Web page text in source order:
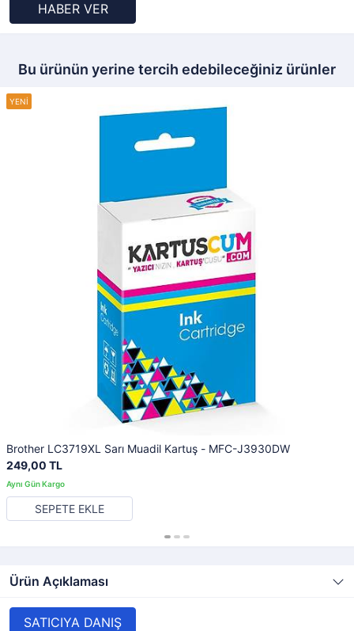
HABER VER
Bu ürünün yerine tercih edebileceğiniz ürünler
Brother LC3719XL Sarı Muadil Kartuş - MFC-J3930DW
249,00 TL
SEPETE EKLE
Ürün Açıklaması
SATICIYA DANIŞ